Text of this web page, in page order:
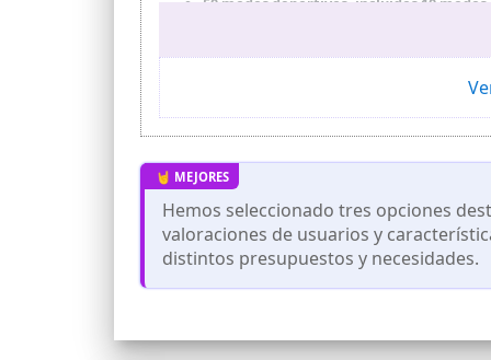
Correas y esferas de reloj
opción de personalizar la pantalla con
Hemos seleccionado tres opciones
valoraciones de usuarios y
distintos presupuestos y necesidades.